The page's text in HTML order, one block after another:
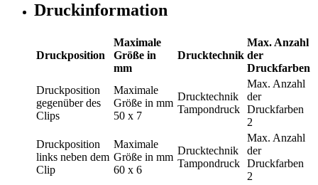
Druckinformation
Druckposition
Maximale
Größe in
mm
Drucktechnik
Max. Anzahl
der
Druckfarben
Druckposition
gegenüber des
Clips
Maximale
Größe in mm
50 x 7
Drucktechnik
Tampondruck
Max. Anzahl
der
Druckfarben
2
Druckposition
links neben dem
Clip
Maximale
Größe in mm
60 x 6
Drucktechnik
Tampondruck
Max. Anzahl
der
Druckfarben
2